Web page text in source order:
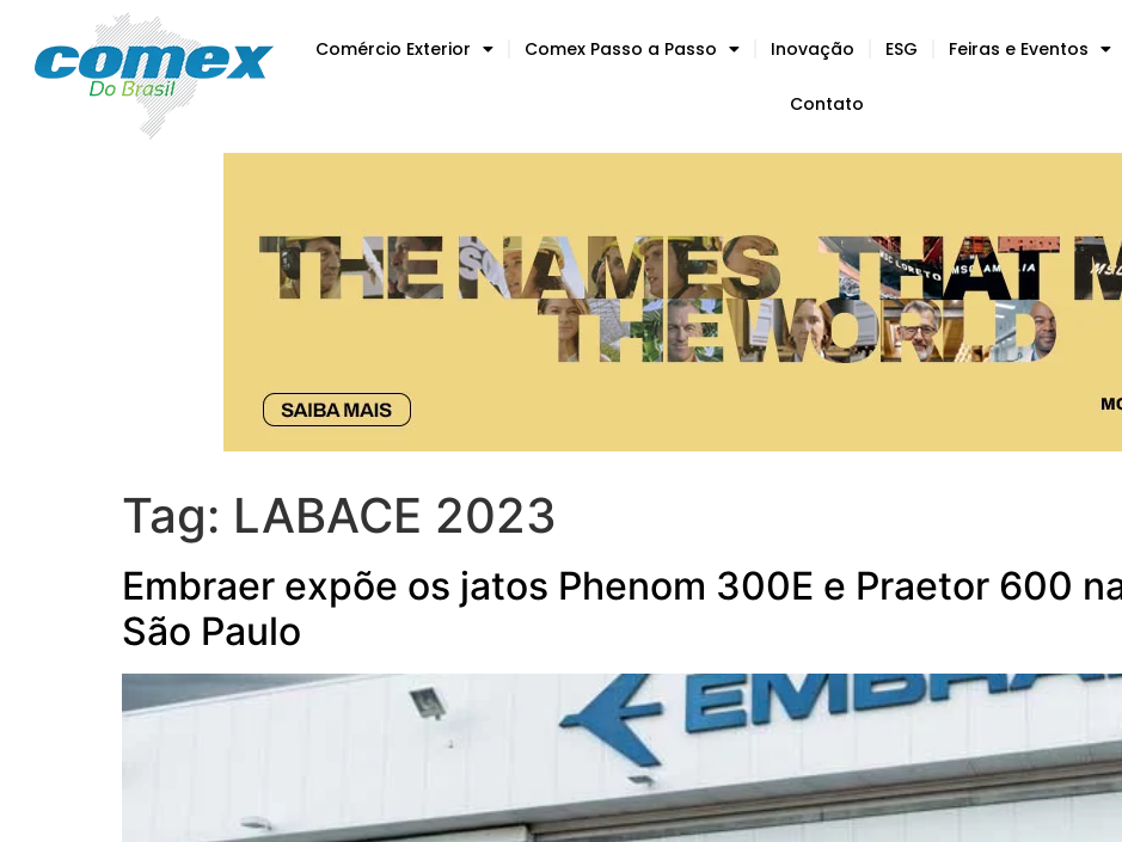
Comércio Exterior Comex Passo a Passo Inovação ESG Feiras e Eventos
Contato
Tag: LABACE 2023
Embraer expõe os jatos Phenom 300E e Praetor 600
São Paulo